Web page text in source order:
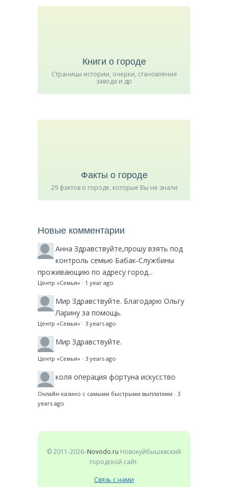
Книги о городе
Страницы истории, очерки, становление
завода и др
Факты о городе
29 фактов о городе, которые Вы не знали
Новые комментарии
Анна Здравствуйте,прошу взять под
контроль семью Бабак-Службины
проживающию по адресу город...
Центр «Семья» · 1 year ago
Мир Здравствуйте. Благодарю Ольгу
Ларину за помощь.
Центр «Семья» · 3 years ago
Мир Здравствуйте.
Центр «Семья» · 3 years ago
коля операция фортуна искусство
Онлайн-казино с самыми быстрыми выплатами · 3
years ago
© 2011-2026–Novodo.ru Новокуйбышевский
городской сайт.
Связь с нами